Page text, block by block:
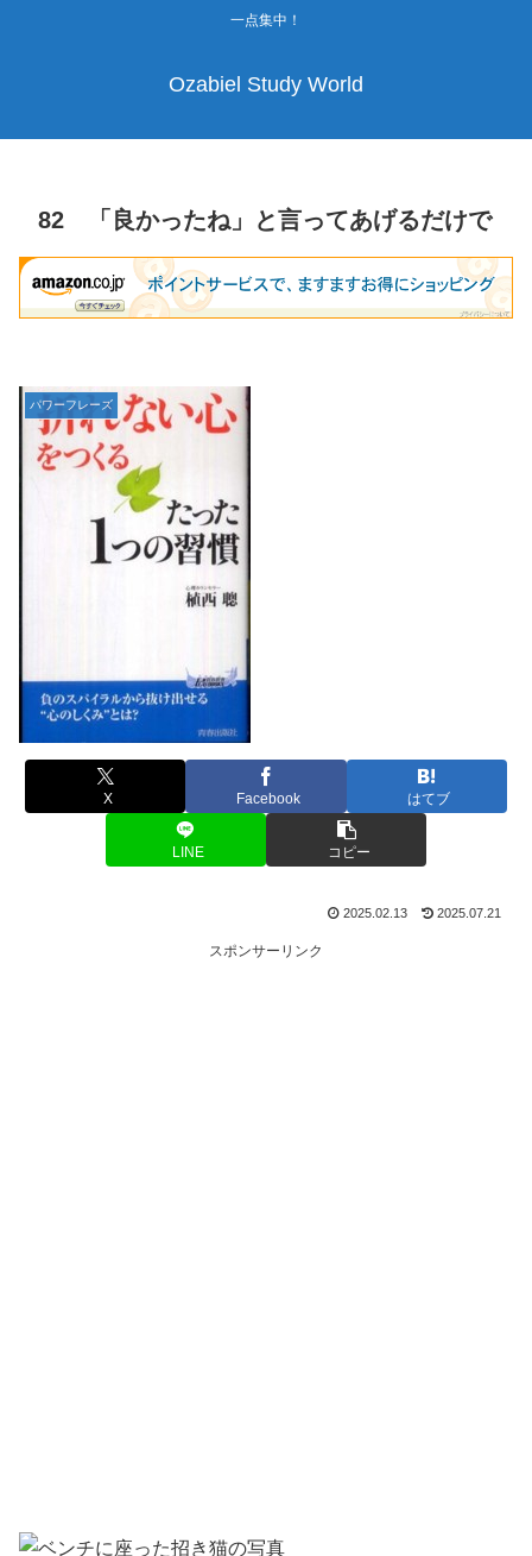
一点集中！
Ozabiel Study World
82 「良かったね」と言ってあげるだけで
パワーフレーズ
X Facebook はてブ
LINE コピー
2025.02.13 2025.07.21
スポンサーリンク